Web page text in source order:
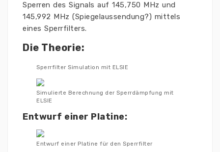
Sperren des Signals auf 145,750 MHz und
145,992 MHz (Spiegelaussendung?) mittels
eines Sperrfilters.
Die Theorie:
Sperrfilter Simulation mit ELSIE
Simulierte Berechnung der Sperrdämpfung mit
ELSIE
Entwurf einer Platine:
Entwurf einer Platine für den Sperrfilter